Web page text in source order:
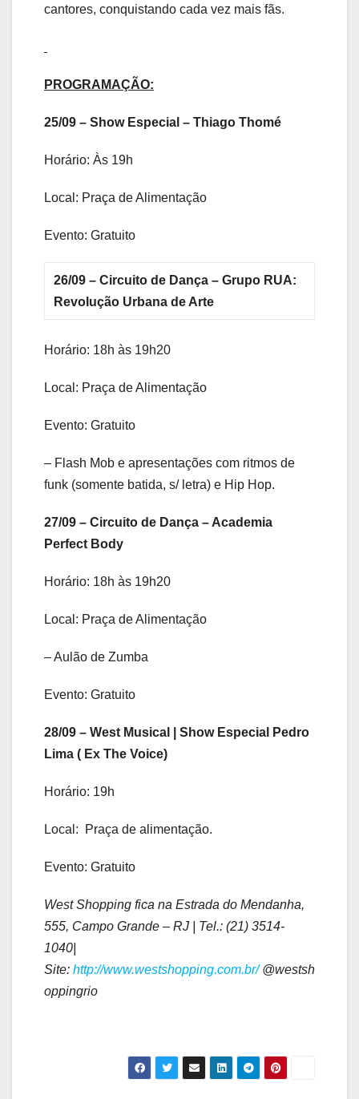
cantores, conquistando cada vez mais fãs.
PROGRAMAÇÃO:
25/09 – Show Especial – Thiago Thomé
Horário: Às 19h
Local: Praça de Alimentação
Evento: Gratuito
26/09 – Circuito de Dança – Grupo RUA:
Revolução Urbana de Arte
Horário: 18h às 19h20
Local: Praça de Alimentação
Evento: Gratuito
– Flash Mob e apresentações com ritmos de
funk (somente batida, s/ letra) e Hip Hop.
27/09 – Circuito de Dança – Academia
Perfect Body
Horário: 18h às 19h20
Local: Praça de Alimentação
– Aulão de Zumba
Evento: Gratuito
28/09 – West Musical | Show Especial Pedro
Lima ( Ex The Voice)
Horário: 19h
Local: Praça de alimentação.
Evento: Gratuito
West Shopping fica na Estrada do Mendanha,
555, Campo Grande – RJ | Tel.: (21) 3514-
1040|
Site: http://www.westshopping.com.br/@westsh
oppingrio